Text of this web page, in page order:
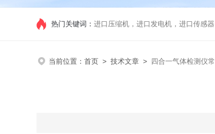
热门关键词： 进口压缩机，进口发电机，进口传感
当前位置： 首页 > 技术文章 > 四合一气体检测仪